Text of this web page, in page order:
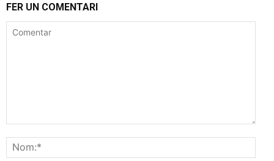
FER UN COMENTARI